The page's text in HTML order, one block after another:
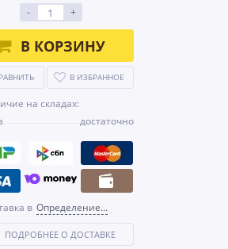
-
+
В КОРЗИНУ
В ИЗБРАННОЕ
на складах:
достаточно
в Определение...
ПОДРОБНЕЕ О ДОСТАВКЕ